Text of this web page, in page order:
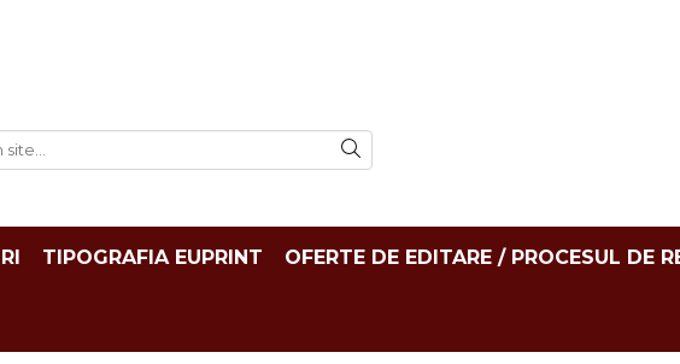
TIPOGRAFIA EUPRINT OFERTE DE EDITARE / PROCESUL DE